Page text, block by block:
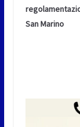
San Marino